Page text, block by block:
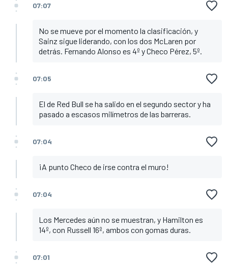
07:07
No se mueve por el momento la clasificación, y
Sainz sigue liderando, con los dos McLaren por
detrás. Fernando Alonso es 4º y Checo Pérez, 5º.
07:05
El de Red Bull se ha salido en el segundo sector y ha
pasado a escasos milímetros de las barreras.
07:04
¡A punto Checo de irse contra el muro!
07:04
Los Mercedes aún no se muestran, y Hamilton es
14º, con Russell 16º, ambos con gomas duras.
07:01